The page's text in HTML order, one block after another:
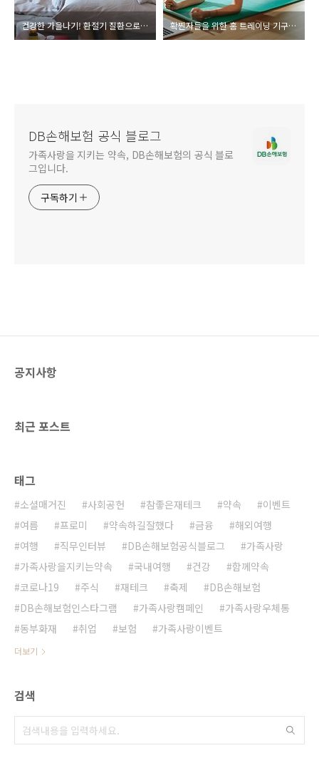
건강한 가을나기! 환절기 질환으로 알아보는 건강 관리 TIP 확찐자들을 위한 홈 트레이닝 기구, 운동법 추천!
DB손해보험 공식 블로그
가족사랑을 지키는 약속, DB손해보험의 공식 블로
그입니다.
구독하기
공지사항
최근 포스트
태그
소셜매거진 사회공헌 참좋은재테크 약속
이벤트
여름
프로미 약속하길잘했다 금융
해외여행
여행
직무인터뷰 DB손해보험공식블로그
가족사랑
가족사랑을지키는약속
국내여행 건강
함께약속
코로나19
주식 재테크 축제
DB손해보험
DB손해보험인스타그램
가족사랑캠페인
가족사랑우체통
동부화재
취업 보험 가족사랑이벤트
더보기
검색